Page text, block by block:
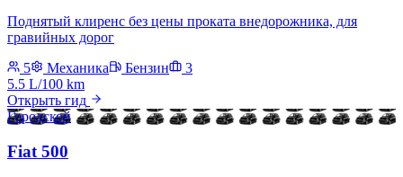
Поднятый клиренс без цены проката внедорожника, для
гравийных дорог
5
Механика Бензин
3
5.5 L/100 km
Открыть гид
Городской
Fiat 500